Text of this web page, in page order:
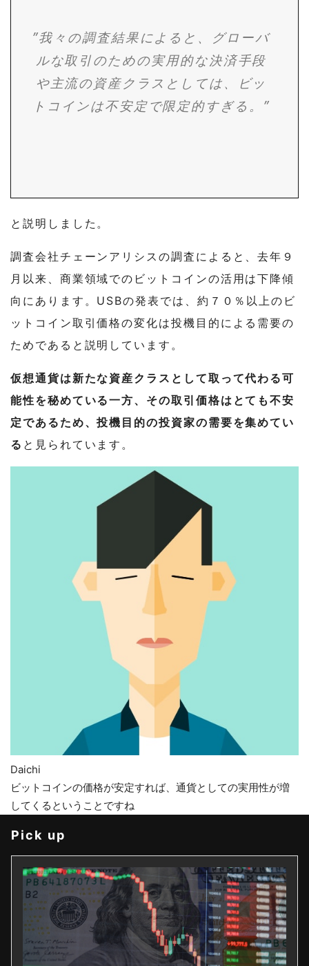
”我々の調査結果によると、グローバ
ルな取引のための実用的な決済手段
や主流の資産クラスとしては、ビッ
トコインは不安定で限定的すぎる。”
と説明しました。
調査会社チェーンアリシスの調査によると、去年９
月以来、商業領域でのビットコインの活用は下降傾
向にあります。USBの発表では、約７０％以上のビ
ットコイン取引価格の変化は投機目的による需要の
ためであると説明しています。
仮想通貨は新たな資産クラスとして取って代わる可
能性を秘めている一方、その取引価格はとても不安
定であるため、投機目的の投資家の需要を集めてい
る と見られています。
Daichi
ビットコインの価格が安定すれば、通貨としての実用性が増
してくるということですね
Pick up